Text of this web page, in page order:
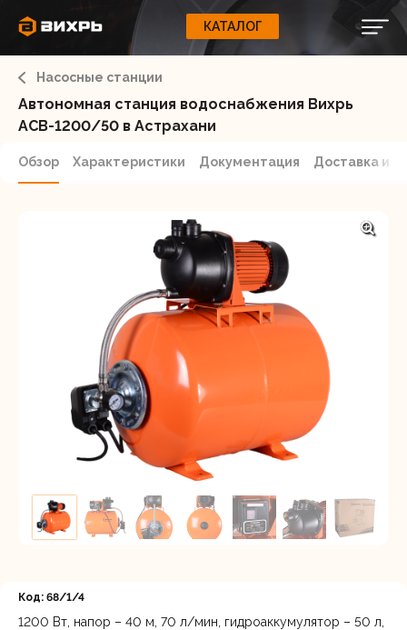
КАТАЛОГ
КАТАЛОГ
Регистрация
О бренде
Блог
Свернуть
ЭЛЕКТРОИНСТРУМЕНТЫ
ИНСТРУМЕНТ
СЕЛЬХОЗТЕХНИКА
ОБОРУДОВАНИЕ
Насосные станции
Автономная станция водоснабжения Вихрь
АСВ-1200/50 в Астрахани
Обзор Характеристики Документация Доставка и
Код: 68/1/4
1200 Вт, напор – 40 м, 70 л/мин, гидроаккумулятор – 50 л,
Забыли пароль?
Регистрация
ВАШ ЗАКАЗ
Корзина